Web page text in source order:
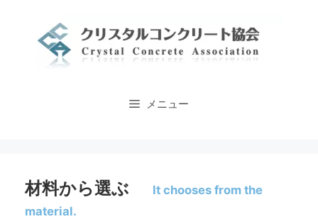
メニュー
材料から選ぶ
It chooses from the
material.